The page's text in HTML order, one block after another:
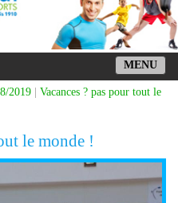
MENU
2019
Vacances ? pas pour tout le
le monde !